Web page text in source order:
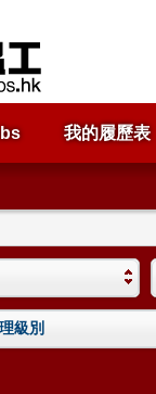
我的履歷表
級別